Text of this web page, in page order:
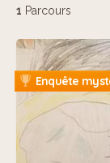
1 Parcours
Enquête